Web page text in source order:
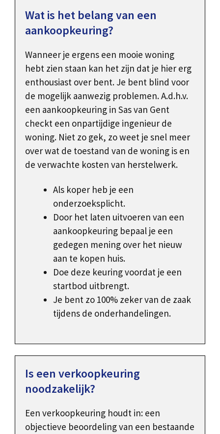
Wat is het belang van een
aankoopkeuring?
Wanneer je ergens een mooie woning
hebt zien staan kan het zijn dat je hier erg
enthousiast over bent. Je bent blind voor
de mogelijk aanwezig problemen. A.d.h.v.
een aankoopkeuring in Sas van Gent
checkt een onpartijdige ingenieur de
woning. Niet zo gek, zo weet je snel meer
over wat de toestand van de woning is en
de verwachte kosten van herstelwerk.
Als koper heb je een
onderzoeksplicht.
Door het laten uitvoeren van een
aankoopkeuring bepaal je een
gedegen mening over het nieuw
aan te kopen huis.
Doe deze keuring voordat je een
startbod uitbrengt.
Je bent zo 100% zeker van de zaak
tijdens de onderhandelingen.
Is een verkoopkeuring
noodzakelijk?
Een verkoopkeuring houdt in: een
objectieve beoordeling van een bestaande